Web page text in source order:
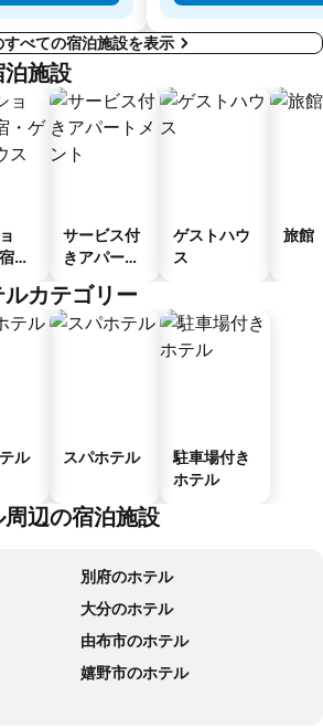
すべての宿泊施設を表示
泊施設
・
サービス付
きアパート
ゲストハウ
ス
旅館
カテゴリー
ル スパホテル
駐車場付き
ホテル
辺の宿泊施設
別府のホテル
大分のホテル
由布市のホテル
嬉野市のホテル